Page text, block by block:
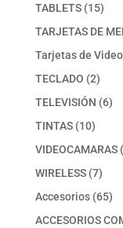
TABLETS 1515
TARJETAS DE
Tarjetas de Video
TECLADO 22
TELEVISIÓN 66
TINTAS 1010
VIDEOCAMARAS
WIRELESS 77
Accesorios 6565
ACCESORIOS